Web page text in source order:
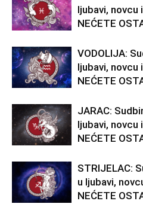
ljubavi, novcu
NEĆETE
VODOLIJA:
ljubavi, novcu
NEĆETE
JARAC:
ljubavi, novcu
NEĆETE
STRIJELAC:
u ljubavi,
NEĆETE